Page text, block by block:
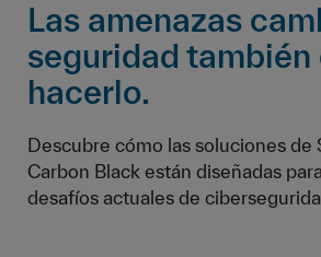
Las amenazas
seguridad también
hacerlo.
Descubre cómo las soluciones de
Carbon Black están diseñadas
desafíos actuales de